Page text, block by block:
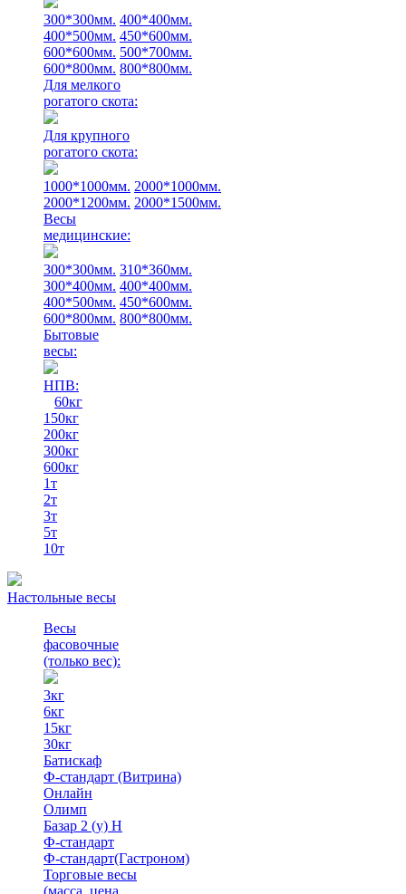
300*300мм. 400*400мм.
400*500мм. 450*600мм.
600*600мм. 500*700мм.
600*800мм. 800*800мм.
Для мелкого
рогатого скота:
Для крупного
рогатого скота:
1000*1000мм. 2000*1000мм.
2000*1200мм. 2000*1500мм.
Весы
медицинские:
300*300мм. 310*360мм.
300*400мм. 400*400мм.
400*500мм. 450*600мм.
600*800мм. 800*800мм.
Бытовые
весы:
НПВ:
60кг
150кг
200кг
300кг
600кг
1т
2т
3т
5т
10т
Настольные весы
Весы
фасовочные
(только вес):
3кг
6кг
15кг
30кг
Батискаф
Ф-стандарт (Витрина)
Онлайн
Олимп
Базар 2 (у) Н
Ф-стандарт
Ф-стандарт(Гастроном)
Торговые весы
(масса, цена,